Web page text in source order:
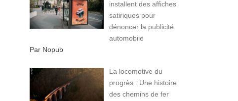
installent des affiches
satiriques pour
dénoncer la publicité
automobile
Par Nopub
La locomotive du
progrès : Une histoire
des chemins de fer